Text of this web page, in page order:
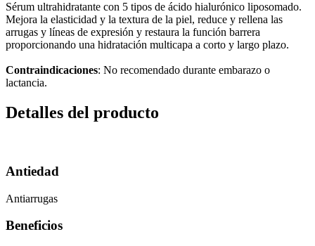
Sérum ultrahidratante con 5 tipos de ácido hialurónico liposomado.
Mejora la elasticidad y la textura de la piel, reduce y rellena las
arrugas y líneas de expresión y restaura la función barrera
proporcionando una hidratación multicapa a corto y largo plazo.
Contraindicaciones: No recomendado durante embarazo o
lactancia.
Detalles del producto
Antiedad
Antiarrugas
Beneficios